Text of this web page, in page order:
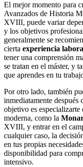
El mejor momento para
Avanzados de Historia
XVIII, puede variar
y los objetivos
generalmente se
cierta experiencia
tener una comprensión
se tratan en el máster, y
que aprendes en tu
Por otro lado, también
inmediatamente después
objetivo es especializarte
moderna, como la
XVIII, y entrar en el
cualquier caso, la
en tus propias
disponibilidad para
intensivo.